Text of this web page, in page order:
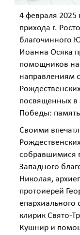
4 февраля 2025
прихода г.
благочинного
Иоанна Осяка
помощников
направлениям
посвященных в
Победы:
Своими
собравшимися
Западного
Николая,
протоиерей
клирик Свято-
Кушнир и